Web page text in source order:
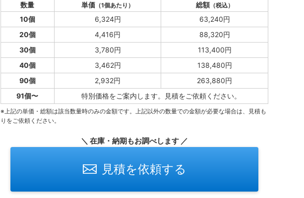
数量
単価 （1個あたり） 総額（税込）
10個 6,324円
63,240円
20個
4,416円
88,320円
30個
3,780円
113,400円
40個
3,462円
138,480円
90個
2,932円
263,880円
91個〜
特別価格をご案内します。 見積をご依頼ください。
※上記の単価・総額は該当数量時のみの金額です。上記以外の数量での金額が必要な場合は、見積も
りをご依頼ください。
＼ 在庫・納期もお調べします ／
見積を依頼する